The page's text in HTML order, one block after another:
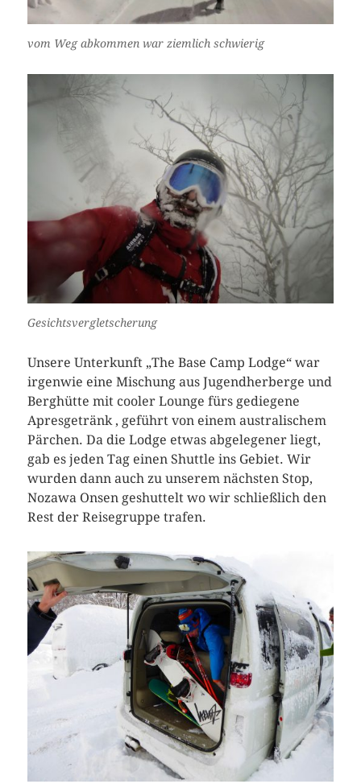
vom Weg abkommen war ziemlich schwierig
Gesichtsvergletscherung
Unsere Unterkunft „The Base Camp Lodge“ war
irgenwie eine Mischung aus Jugendherberge und
Berghütte mit cooler Lounge fürs gediegene
Apresgetränk , geführt von einem australischem
Pärchen. Da die Lodge etwas abgelegener liegt,
gab es jeden Tag einen Shuttle ins Gebiet. Wir
wurden dann auch zu unserem nächsten Stop,
Nozawa Onsen geshuttelt wo wir schließlich den
Rest der Reisegruppe trafen.